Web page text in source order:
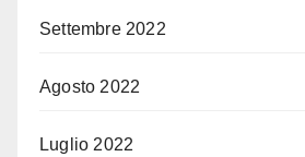
Settembre 2022
Agosto 2022
Luglio 2022